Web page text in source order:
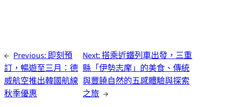
← Previous: 即刻預
訂，暢遊至三月：德
威航空推出韓國航線
秋季優惠
Next:搭乘近鐵列車出發，三重
縣「伊勢志摩」的美食、傳統
與豐饒自然的五感體驗與探索
之旅 →